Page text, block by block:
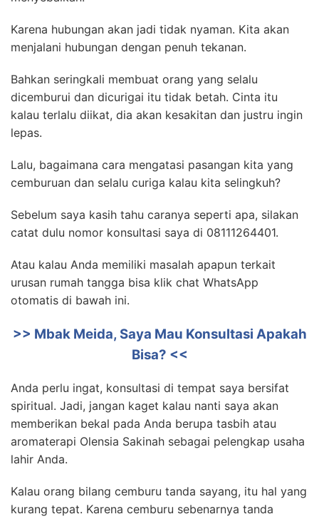
Karena hubungan akan jadi tidak nyaman. Kita akan
menjalani hubungan dengan penuh tekanan.
Bahkan seringkali membuat orang yang selalu
dicemburui dan dicurigai itu tidak betah. Cinta itu
kalau terlalu diikat, dia akan kesakitan dan justru ingin
lepas.
Lalu, bagaimana cara mengatasi pasangan kita yang
cemburuan dan selalu curiga kalau kita selingkuh?
Sebelum saya kasih tahu caranya seperti apa, silakan
catat dulu nomor konsultasi saya di 08111264401.
Atau kalau Anda memiliki masalah apapun terkait
urusan rumah tangga bisa klik chat WhatsApp
otomatis di bawah ini.
>> Mbak Meida, Saya Mau Konsultasi Apakah
Bisa? <<
Anda perlu ingat, konsultasi di tempat saya bersifat
spiritual. Jadi, jangan kaget kalau nanti saya akan
memberikan bekal pada Anda berupa tasbih atau
aromaterapi Olensia Sakinah sebagai pelengkap usaha
lahir Anda.
Kalau orang bilang cemburu tanda sayang, itu hal yang
kurang tepat. Karena cemburu sebenarnya tanda